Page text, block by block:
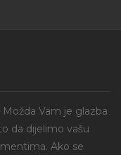
Vam je glazba
da dijelimo vašu
Ako se